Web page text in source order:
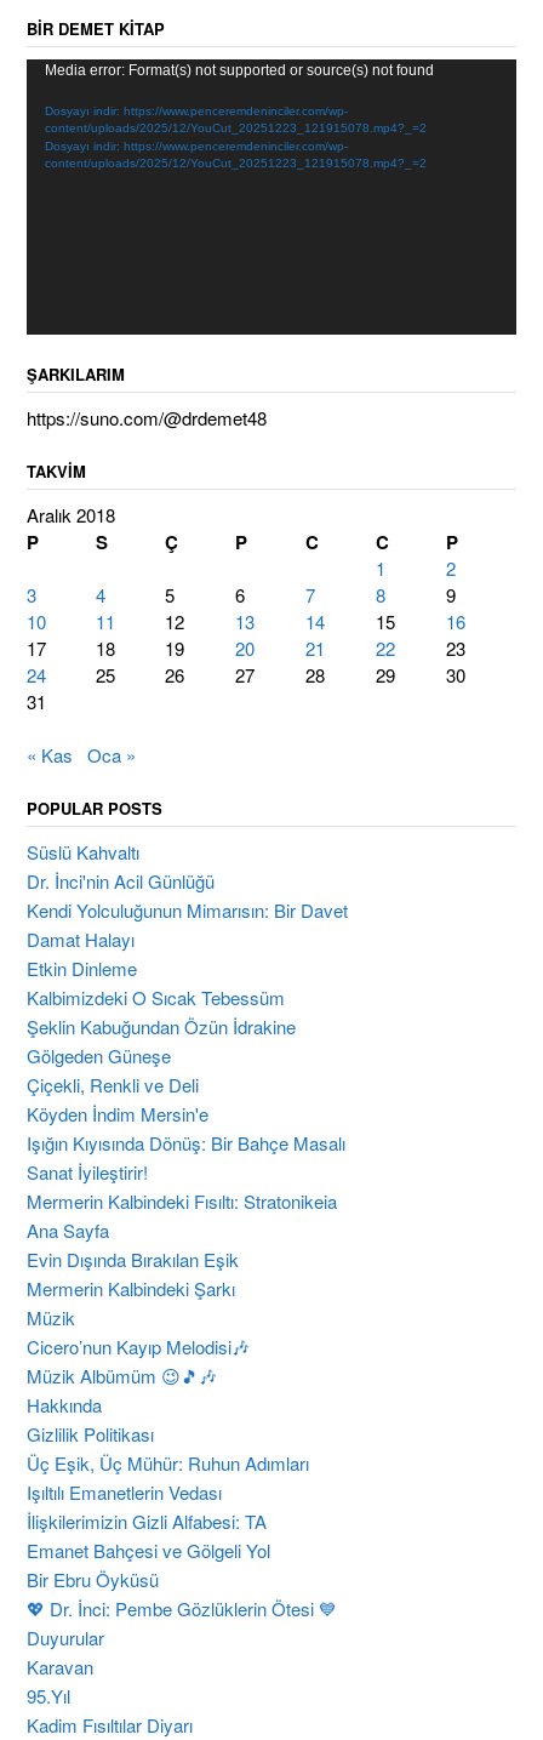
BIR DEMET KITAP
Video
Media error: Format(s) not supported or source(s) not found
Dosyayı indir: https://www.penceremdeninciler.com/wp-
content/uploads/2025/12/YouCut_20251223_121915078.mp4?_=2
Dosyayı indir: https://www.penceremdeninciler.com/wp-
content/uploads/2025/12/YouCut_20251223_121915078.mp4?_=2
ŞARKILARIM
https://suno.com/@drdemet48
TAKVIM
Aralık 2018
P S Ç P C C P
1
2
3
4 5 6 7 8
9
10
11 12 13 14 15
16
17
18 19 20 21 22
23
24
25 26 27 28 29
30
31
« Kas Oca »
POPULAR POSTS
Süslü Kahvaltı
Dr. İnci'nin Acil Günlüğü
Kendi Yolculuğunun Mimarısın: Bir Davet
Damat Halayı
Etkin Dinleme
Kalbimizdeki O Sıcak Tebessüm
Şeklin Kabuğundan Özün İdrakine
Gölgeden Güneşe
Çiçekli, Renkli ve Deli
Köyden İndim Mersin'e
Işığın Kıyısında Dönüş: Bir Bahçe Masalı
Sanat İyileştirir!
Mermerin Kalbindeki Fısıltı: Stratonikeia
Ana Sayfa
Evin Dışında Bırakılan Eşik
Mermerin Kalbindeki Şarkı
Müzik
Cicero’nun Kayıp Melodisi🎶
Müzik Albümüm 😉🎵🎶
Hakkında
Gizlilik Politikası
Üç Eşik, Üç Mühür: Ruhun Adımları
​Işıltılı Emanetlerin Vedası
İlişkilerimizin Gizli Alfabesi: TA
Emanet Bahçesi ve Gölgeli Yol
Bir Ebru Öyküsü
💖 Dr. İnci: Pembe Gözlüklerin Ötesi 💙
Duyurular
Karavan
95.Yıl
Kadim Fısıltılar Diyarı